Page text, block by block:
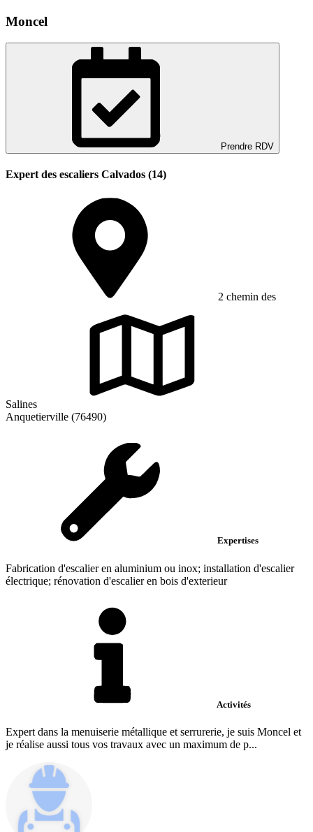
Moncel
Prendre RDV
Expert des escaliers Calvados (14)
2 chemin des
Salines
Anquetierville (76490)
Expertises
Fabrication d'escalier en aluminium ou inox; installation d'escalier
électrique; rénovation d'escalier en bois d'exterieur
Activités
Expert dans la menuiserie métallique et serrurerie, je suis Moncel et
je réalise aussi tous vos travaux avec un maximum de p...